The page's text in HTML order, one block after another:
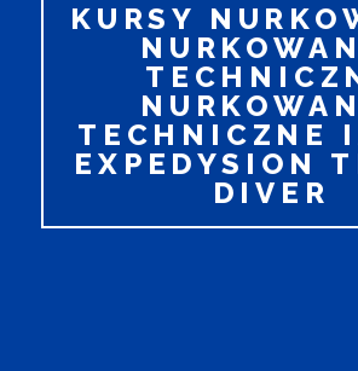
KURSY
TECHNICZNE
EXPEDYSION
DIVER